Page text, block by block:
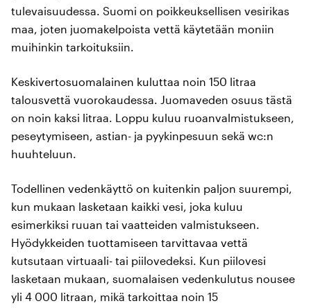
tulevaisuudessa. Suomi on poikkeuksellisen vesirikas
maa, joten juomakelpoista vettä käytetään moniin
muihinkin tarkoituksiin.
Keskivertosuomalainen kuluttaa noin 150 litraa
talousvettä vuorokaudessa. Juomaveden osuus tästä
on noin kaksi litraa. Loppu kuluu ruoanvalmistukseen,
peseytymiseen, astian- ja pyykinpesuun sekä wc:n
huuhteluun.
Todellinen vedenkäyttö on kuitenkin paljon suurempi,
kun mukaan lasketaan kaikki vesi, joka kuluu
esimerkiksi ruuan tai vaatteiden valmistukseen.
Hyödykkeiden tuottamiseen tarvittavaa vettä
kutsutaan virtuaali- tai piilovedeksi. Kun piilovesi
lasketaan mukaan, suomalaisen vedenkulutus nousee
yli 4 000 litraan, mikä tarkoittaa noin 15